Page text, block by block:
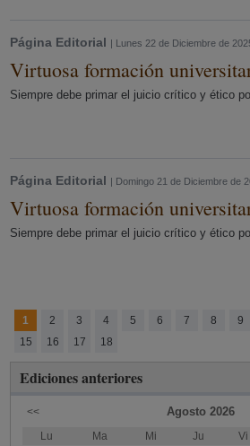
Página Editorial | Lunes 22 de Diciembre de
Virtuosa formación
Siempre debe primar el juicio crítico y ético
Página Editorial | Domingo 21 de Diciembre de
Virtuosa formación
Siempre debe primar el juicio crítico y ético
1 2 3 4 5 6 7 8 9
15
16 17 18
Ediciones anteriores
<< Agosto 2026
Lu Ma Mi Ju Vi